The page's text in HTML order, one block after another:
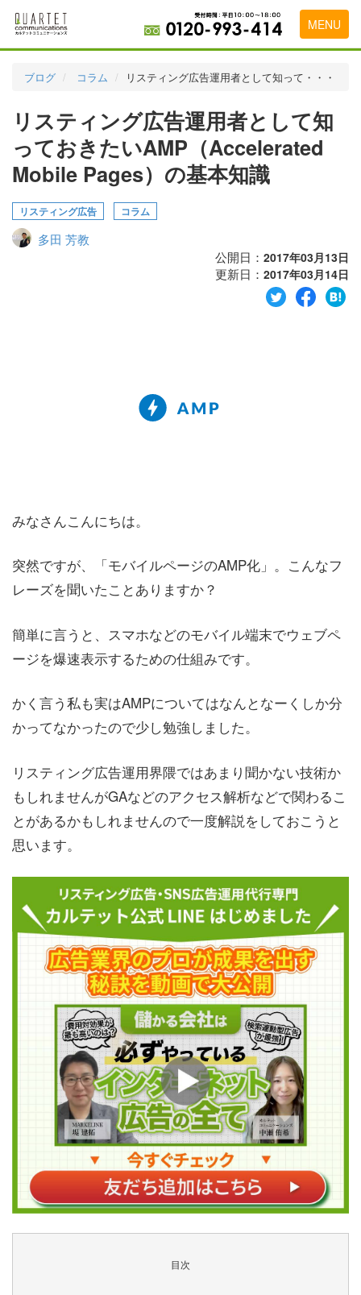
MENU
実績・お客様の声
初めて導入をお考えの方
広告代理店・HP制作会社様へ
ブログ コラム リスティング広告運用者として知って・・・
リスティング広告運用者として知
っておきたいAMP（Accelerated
Mobile Pages）の基本知識
リスティング広告 コラム
多田 芳教
公開日： 2017年03月13日
更新日： 2017年03月14日
みなさんこんにちは。
突然ですが、「モバイルページのAMP化」。こんなフ
レーズを聞いたことありますか？
簡単に言うと、スマホなどのモバイル端末でウェブペ
ージを爆速表示するための仕組みです。
かく言う私も実はAMPについてはなんとなーくしか分
かってなかったので少し勉強しました。
リスティング広告運用界隈ではあまり聞かない技術か
もしれませんがGAなどのアクセス解析などで関わるこ
とがあるかもしれませんので一度解説をしておこうと
思います。
目次